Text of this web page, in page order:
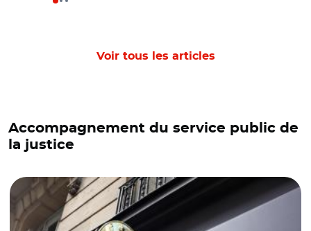
Voir tous les articles
Accompagnement du service public de
la justice